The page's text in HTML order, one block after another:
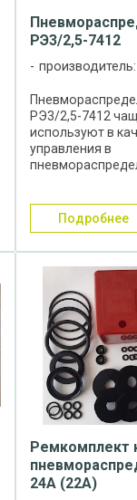
РЭ3/2,5-7412
производитель:
РЭ3/2,5-7412
используют в
управления в
трёхлинейными и
подробнее
Ремкомплект
24А (22А)